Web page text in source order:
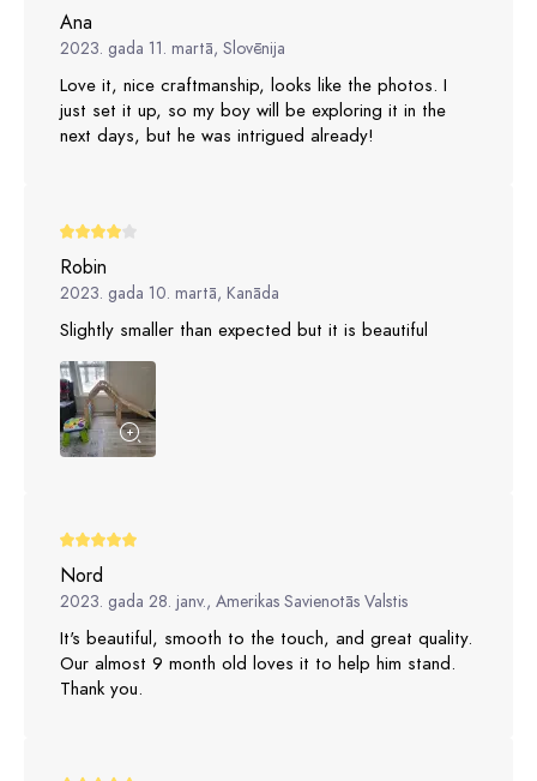
Ana
2023. gada 11. martā, Slovēnija
Love it, nice craftmanship, looks like the photos. I
just set it up, so my boy will be exploring it in the
next days, but he was intrigued already!
Robin
2023. gada 10. martā, Kanāda
Slightly smaller than expected but it is beautiful
Nord
2023. gada 28. janv., Amerikas Savienotās Valstis
It's beautiful, smooth to the touch, and great quality.
Our almost 9 month old loves it to help him stand.
Thank you.